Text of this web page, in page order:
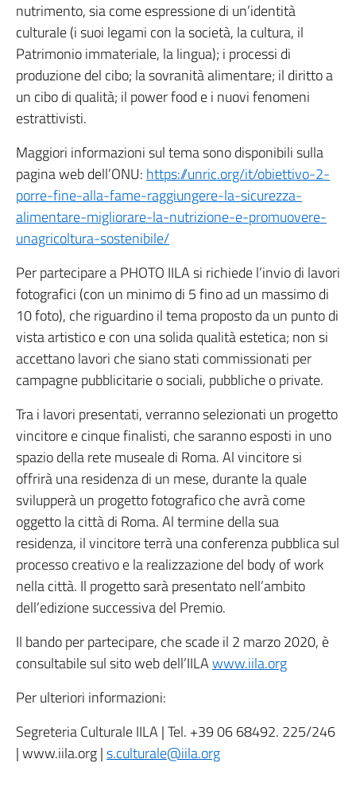
nutrimento, sia come espressione di un’identità
culturale (i suoi legami con la società, la cultura, il
Patrimonio immateriale, la lingua); i processi di
produzione del cibo; la sovranità alimentare; il diritto a
un cibo di qualità; il power food e i nuovi fenomeni
estrattivisti.
Maggiori informazioni sul tema sono disponibili sulla
pagina web dell’ONU: https://unric.org/it/obiettivo-2-
porre-fine-alla-fame-raggiungere-la-sicurezza-
alimentare-migliorare-la-nutrizione-e-promuovere-
unagricoltura-sostenibile/
Per partecipare a PHOTO IILA si richiede l’invio di lavori
fotografici (con un minimo di 5 fino ad un massimo di
10 foto), che riguardino il tema proposto da un punto di
vista artistico e con una solida qualità estetica; non si
accettano lavori che siano stati commissionati per
campagne pubblicitarie o sociali, pubbliche o private.
Tra i lavori presentati, verranno selezionati un progetto
vincitore e cinque finalisti, che saranno esposti in uno
spazio della rete museale di Roma. Al vincitore si
offrirà una residenza di un mese, durante la quale
svilupperà un progetto fotografico che avrà come
oggetto la città di Roma. Al termine della sua
residenza, il vincitore terrà una conferenza pubblica sul
processo creativo e la realizzazione del body of work
nella città. Il progetto sarà presentato nell’ambito
dell’edizione successiva del Premio.
Il bando per partecipare, che scade il 2 marzo 2020, è
consultabile sul sito web dell’IILAwww.iila.org
Per ulteriori informazioni:
Segreteria Culturale IILA | Tel. +39 06 68492. 225/246
| www.iila.org |s.culturale@iila.org